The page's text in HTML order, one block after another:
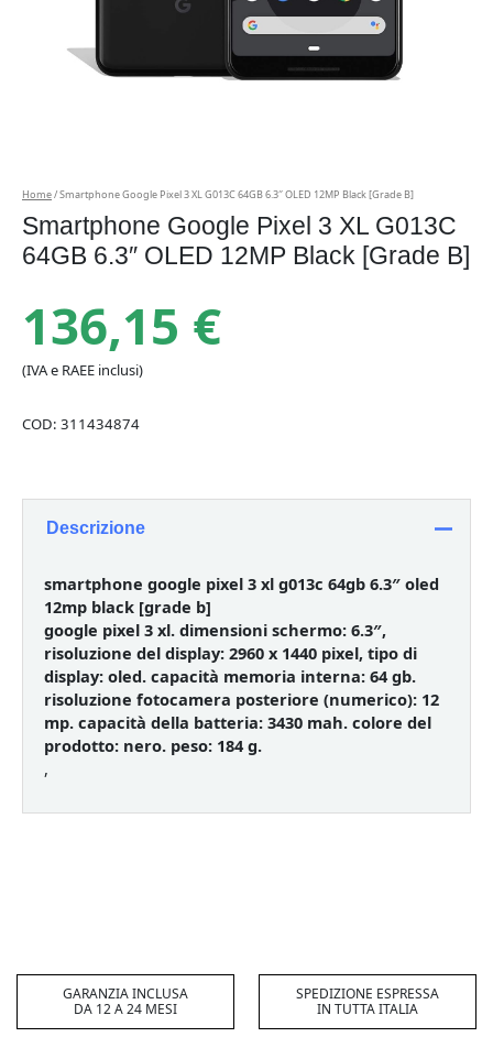
Home/ Smartphone Google Pixel 3 XL G013C 64GB 6.3″ OLED 12MP Black [Grade B]
Smartphone Google Pixel 3 XL G013C
64GB 6.3″ OLED 12MP Black [Grade B]
136,15 €
(IVA e RAEE inclusi)
COD: 311434874
Descrizione
smartphone google pixel 3 xl g013c 64gb 6.3″ oled
12mp black [grade b]
google pixel 3 xl. dimensioni schermo: 6.3″,
risoluzione del display: 2960 x 1440 pixel, tipo di
display: oled. capacità memoria interna: 64 gb.
risoluzione fotocamera posteriore (numerico): 12
mp. capacità della batteria: 3430 mah. colore del
prodotto: nero. peso: 184 g.
,
GARANZIA INCLUSA
DA 12 A 24 MESI
SPEDIZIONE ESPRESSA
IN TUTTA ITALIA